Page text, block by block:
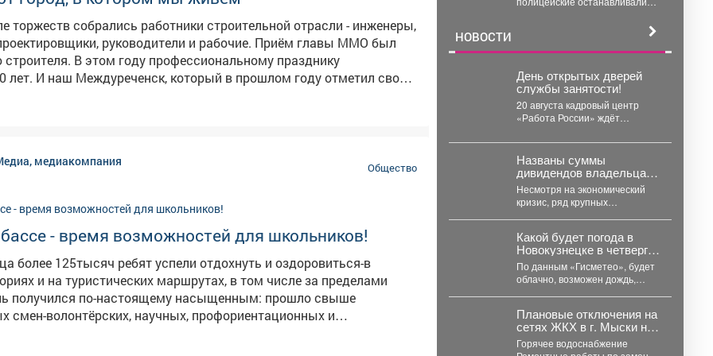
торжеств собрались работники строительной отрасли - инженеры,
руководители и рабочие. Приём главы ММО был
празднику
лет. И наш Междуреченск, который в прошлом году отметил свой
- прямое подтверждение тому, насколько важен труд
домов, школы, больницы, дороги, мосты - всё это создано
награждения - 13 человек получили заслуженные награды
вечера создали творческие
«Распадский»: «Звонкий каблучок», «Ералаш», солисты Александр
Хонкина, Никита Федерягин, а финальной точкой стало
и Марии Чакилевых, Алены Еськовой и Татьяны Мажитовой.
за то, что делаете наш город удобным, красивым и
медиакомпания Общество
- время возможностей для школьников!
более 125тысяч ребят успели отдохнуть и оздоровиться-в
и на туристических маршрутах, в том числе за пределами
смен-волонтёрских, научных, профориентационных и
в
начнётся строительство двух новых корпусов в центре
трезвым в пути»
НОВОСТИ
День открытых дверей
службы занятости!
20 августа кадровый центр
«Работа России» ждёт
мероприятия: ярмарка
вакансий, индивидуальные...
Названы суммы
дивидендов владельцам
от крупных компаний
Кузбасса
Несмотря на экономический
кризис, ряд крупных
доходность. Многие из них
направляют...
Какой будет погода в
Новокузнецке в четверг,
6 августа?
По данным «Гисметео», будет
облачно, возможен дождь,
Плановые отключения на
сетях ЖКХ в г. Мыски на
06 августа 2026 г.
Горячее водоснабжение